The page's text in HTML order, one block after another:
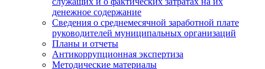
денежное содержание
Сведения о среднемесячной заработной плате
руководителей муниципальных организаций
Планы и отчеты
Антикоррупционная экспертиза
Методические материалы